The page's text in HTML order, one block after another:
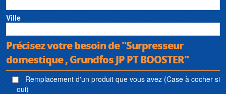
Ville
Précisez votre besoin de "Surpresseur
domestique , Grundfos JP PT BOOSTER"
Remplacement d'un produit que vous avez (Case à cocher si
oui)